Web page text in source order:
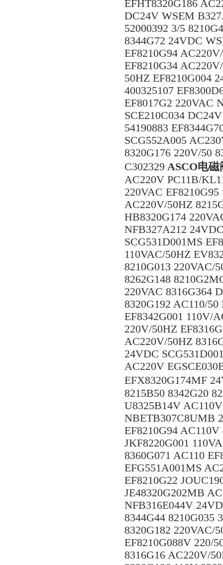
EFHT8320G186
DC24V WSEM
52000392 3/5
8344G72 24VDC
EF8210G94
EF8210G34
50HZ EF8210G004
400325107
EF8017G2 220VAC
SCE210C034
54190883
SCG552A005
8320G176 220V/50
C302329 ASCO电磁
AC220V PC11B/
220VAC
AC220V/50HZ
HB8320G174
NFB327A212
SCG531D001MS
110VAC/50HZ
8210G013 220VAC/
8262G148
220VAC 8316G364
8320G192 AC110/
EF8342G001 110V/
220V/50HZ
AC220V/50HZ
24VDC
AC220V
EFX8320G174MF
8215B50 8342G20
U8325B14V
NBETB307C8UMB
EF8210G94
JKF8220G001
8360G071 AC110
EFG551A001MS
EF8210G22
JE48320G202MB
NFB316E044V
8344G44 8210G035
8320G182 220VAC/
EF8210G088V 220/
8316G16 AC220V/